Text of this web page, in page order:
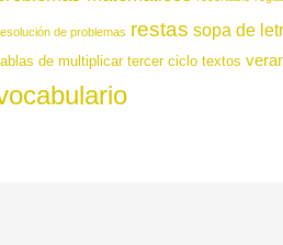
de problemas restas sopa de
de multiplicar tercer ciclo textos